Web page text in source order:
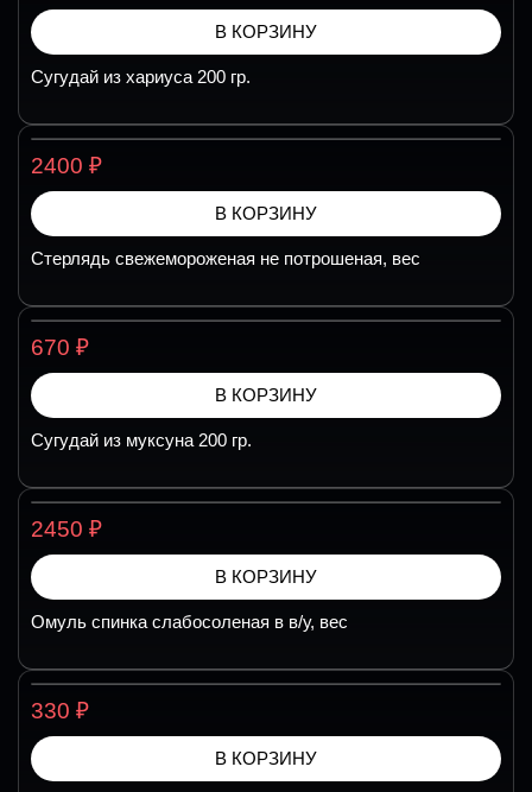
В КОРЗИНУ
Сугудай из хариуса 200 гр.
2400 ₽
В КОРЗИНУ
Стерлядь свежемороженая не потрошеная, вес
670 ₽
В КОРЗИНУ
Сугудай из муксуна 200 гр.
2450 ₽
В КОРЗИНУ
Омуль спинка слабосоленая в в/у, вес
330 ₽
В КОРЗИНУ